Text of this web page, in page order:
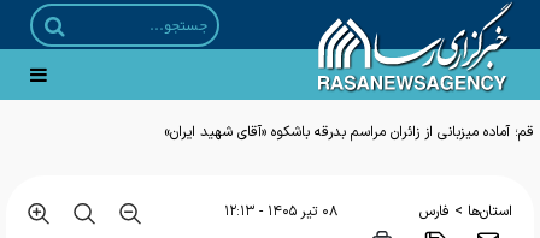
قم؛ آماده میزبانی از زائران مراسم بدرقه باشکوه «آقای شهید ایران»
استان‌ها > فارس ۰۸ تير ۱۴۰۵ - ۱۲:۱۳